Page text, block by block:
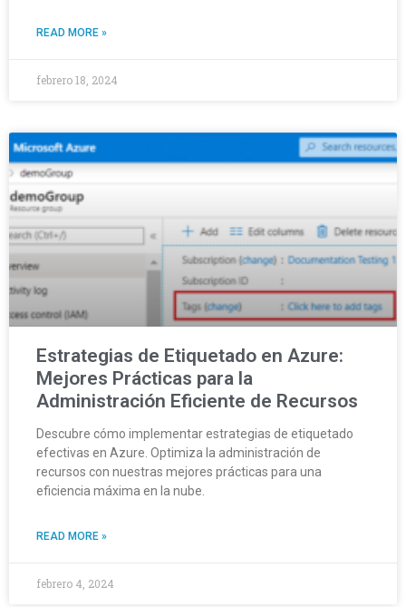
READ MORE »
febrero 18, 2024
Estrategias de Etiquetado en Azure:
Mejores Prácticas para la
Administración Eficiente de Recursos
Descubre cómo implementar estrategias de etiquetado
efectivas en Azure. Optimiza la administración de
recursos con nuestras mejores prácticas para una
eficiencia máxima en la nube.
READ MORE »
febrero 4, 2024